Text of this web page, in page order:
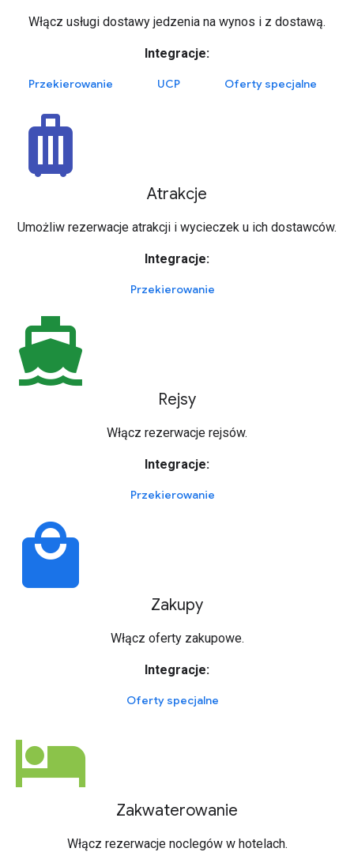
Włącz usługi dostawy jedzenia na wynos i z dostawą.
Integracje:
Przekierowanie UCP Oferty specjalne
luggage
Atrakcje
Umożliw rezerwacje atrakcji i wycieczek u ich dostawców.
Integracje:
Przekierowanie
directions_boat
Rejsy
Włącz rezerwacje rejsów.
Integracje:
Przekierowanie
local_mall
Zakupy
Włącz oferty zakupowe.
Integracje:
Oferty specjalne
hotel
Zakwaterowanie
Włącz rezerwacje noclegów w hotelach.